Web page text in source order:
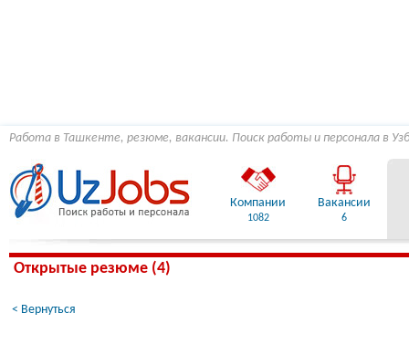
Работа в Ташкенте, резюме, вакансии. Поиск работы и персонала в
Компании
1082
Вакансии
6
Открытые резюме (4)
< Вернуться